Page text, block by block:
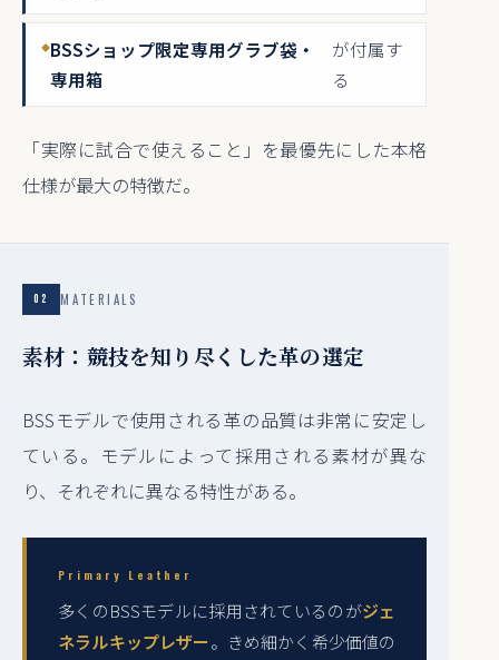
BSSショップ限定専用グラブ袋・
専用箱
が付属す
る
「実際に試合で使えること」を最優先にした本格
仕様が最大の特徴だ。
02 MATERIALS
素材：競技を知り尽くした革の選定
BSSモデルで使用される革の品質は非常に安定し
ている。モデルによって採用される素材が異な
り、それぞれに異なる特性がある。
Primary Leather
多くのBSSモデルに採用されているのがジェ
ネラルキップレザー。きめ細かく希少価値の